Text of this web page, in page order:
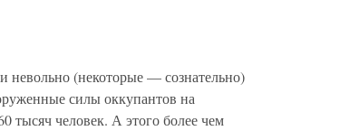
(некоторые — сознательно)
силы оккупантов на
тысяч человек. А этого более чем